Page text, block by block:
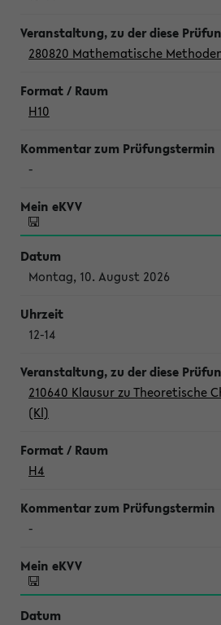
280820 Mathematische
H10
-
Montag, 10. August 2026
12-14
210640 Klausur zu Theoretische
(Kl)
H4
-